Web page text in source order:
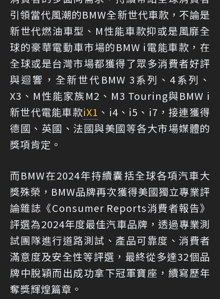
引領當代風潮的BMW全新世代車款，不論是
新世代燃油車型、M性能車款抑或是風靡全
球的豪華電動車市場的BMW i電能車款，在
全球或是台灣市場都獲得了眾多消費者好評
與迴響，全新世代BMW 3系列、4系列、
X3、M性能家族M2、M3 Touring與BMW i
新世代電能車款iX1 、i4、i5、i7，接連獲得
德國、英國、法國與美國等各大市場媒體的
獎項肯定。
而BMW在2024年持續囊括全球各項汽車大
獎殊榮，BMW品牌再次獲得美國獨立專業評
論雜誌《Consumer Reports消費者報告》
評選為2024年度最佳汽車品牌，透過專業測
試團隊進行道路測試、產品可靠度、消費者
滿意度及安全性等評選，最終從多達32個品
牌中脫穎而出成功拿下冠軍寶座，續寫歷年
奪獎輝煌篇章。